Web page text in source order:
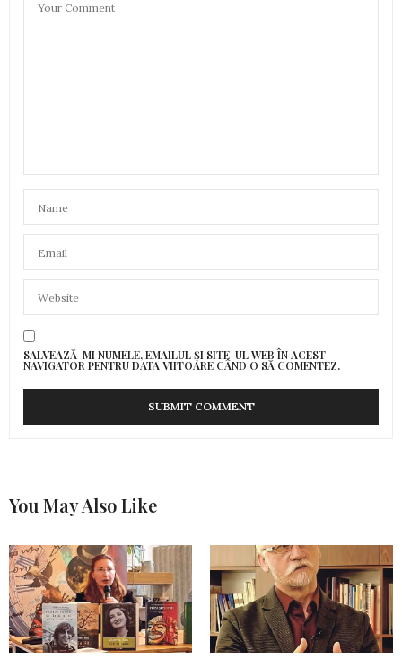
SALVEAZĂ-MI NUMELE, EMAILUL ȘI SITE-UL WEB ÎN ACEST
NAVIGATOR PENTRU DATA VIITOARE CÂND O SĂ COMENTEZ.
You May Also Like